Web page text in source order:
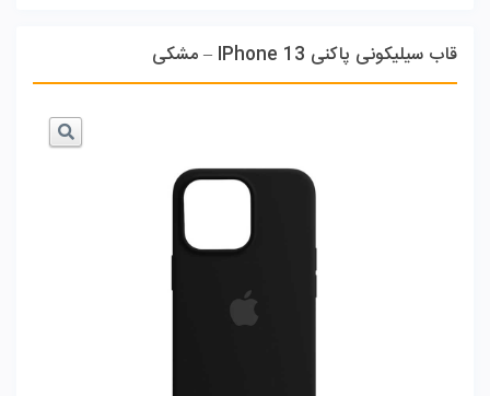
قاب سیلیکونی پاکنی IPhone 13 – مشکی